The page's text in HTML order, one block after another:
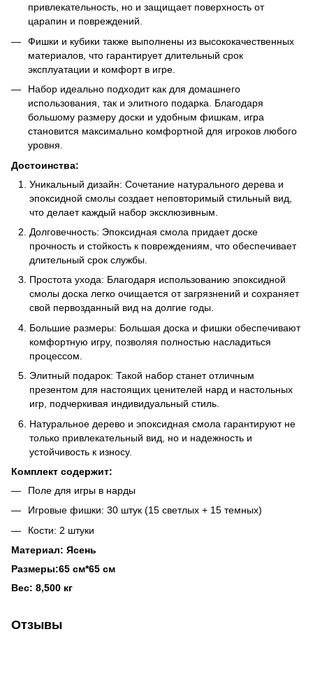
привлекательность, но и защищает поверхность от
царапин и повреждений.
Фишки и кубики также выполнены из высококачественных
материалов, что гарантирует длительный срок
эксплуатации и комфорт в игре.
Набор идеально подходит как для домашнего
использования, так и элитного подарка. Благодаря
большому размеру доски и удобным фишкам, игра
становится максимально комфортной для игроков любого
уровня.
Достоинства:
Уникальный дизайн: Сочетание натурального дерева и
эпоксидной смолы создает неповторимый стильный вид,
что делает каждый набор эксклюзивным.
Долговечность: Эпоксидная смола придает доске
прочность и стойкость к повреждениям, что обеспечивает
длительный срок службы.
Простота ухода: Благодаря использованию эпоксидной
смолы доска легко очищается от загрязнений и сохраняет
свой первозданный вид на долгие годы.
Большие размеры: Большая доска и фишки обеспечивают
комфортную игру, позволяя полностью насладиться
процессом.
Элитный подарок: Такой набор станет отличным
презентом для настоящих ценителей нард и настольных
игр, подчеркивая индивидуальный стиль.
Натуральное дерево и эпоксидная смола гарантируют не
только привлекательный вид, но и надежность и
устойчивость к износу.
Комплект содержит:
Поле для игры в нарды
Игровые фишки: 30 штук (15 светлых + 15 темных)
Кости: 2 штуки
Материал: Ясень
Размеры:65 см*65 см
Вес: 8,500 кг
Отзывы